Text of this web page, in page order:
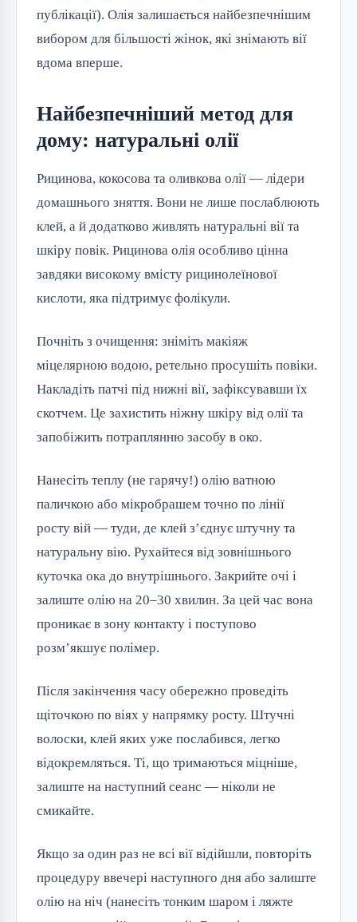
публікації). Олія залишається найбезпечнішим
вибором для більшості жінок, які знімають вії
вдома вперше.
Найбезпечніший метод для
дому: натуральні олії
Рицинова, кокосова та оливкова олії — лідери
домашнього зняття. Вони не лише послаблюють
клей, а й додатково живлять натуральні вії та
шкіру повік. Рицинова олія особливо цінна
завдяки високому вмісту рицинолеїнової
кислоти, яка підтримує фолікули.
Почніть з очищення: зніміть макіяж
міцелярною водою, ретельно просушіть повіки.
Накладіть патчі під нижні вії, зафіксувавши їх
скотчем. Це захистить ніжну шкіру від олії та
запобіжить потраплянню засобу в око.
Нанесіть теплу (не гарячу!) олію ватною
паличкою або мікробрашем точно по лінії
росту вій — туди, де клей з’єднує штучну та
натуральну вію. Рухайтеся від зовнішнього
куточка ока до внутрішнього. Закрийте очі і
залиште олію на 20–30 хвилин. За цей час вона
проникає в зону контакту і поступово
розм’якшує полімер.
Після закінчення часу обережно проведіть
щіточкою по віях у напрямку росту. Штучні
волоски, клей яких уже послабився, легко
відокремляться. Ті, що тримаються міцніше,
залиште на наступний сеанс — ніколи не
смикайте.
Якщо за один раз не всі вії відійшли, повторіть
процедуру ввечері наступного дня або залиште
олію на ніч (нанесіть тонким шаром і ляжте